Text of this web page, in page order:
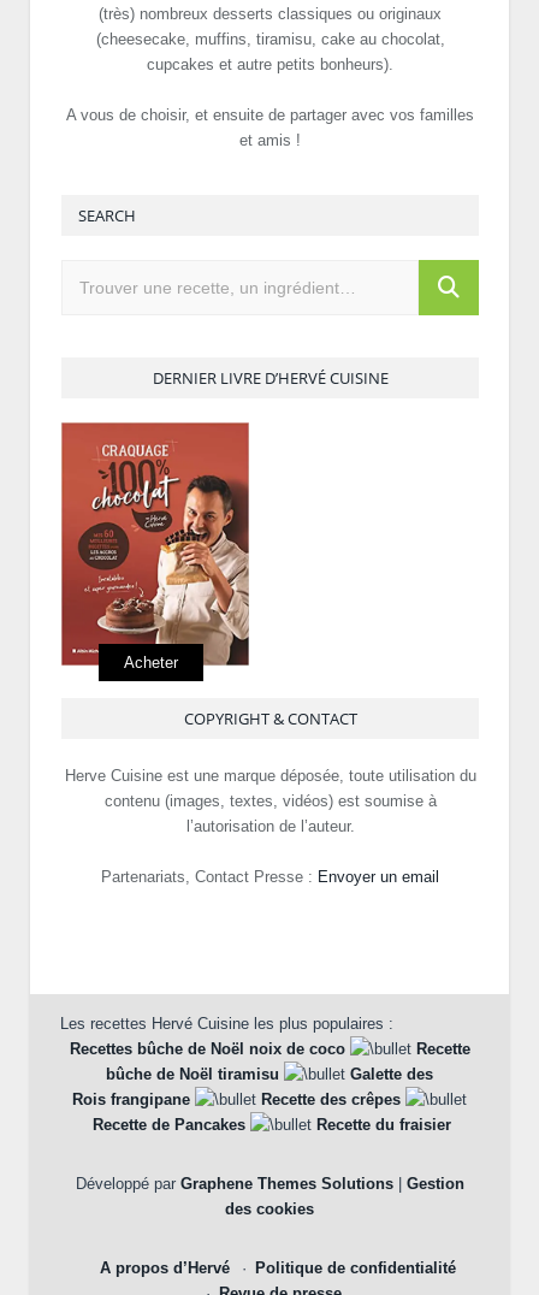
(très) nombreux desserts classiques ou originaux
(cheesecake, muffins, tiramisu, cake au chocolat,
cupcakes et autre petits bonheurs).
A vous de choisir, et ensuite de partager avec vos familles
et amis !
SEARCH
DERNIER LIVRE D’HERVÉ CUISINE
Acheter
COPYRIGHT & CONTACT
Herve Cuisine est une marque déposée, toute utilisation du
contenu (images, textes, vidéos) est soumise à
l’autorisation de l’auteur.
Partenariats, Contact Presse : Envoyer un email
Les recettes Hervé Cuisine les plus populaires :
Recettes bûche de Noël noix de coco
Recette
bûche de Noël tiramisu
Galette des
Rois frangipane
Recette des crêpes
Recette de Pancakes
Recette du fraisier
Développé par Graphene Themes Solutions| Gestion
des cookies
A propos d’Hervé
Politique de confidentialité